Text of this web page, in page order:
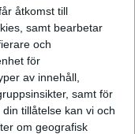
åtkomst till
samt bearbetar
och
för
av innehåll,
samt för
din tillåtelse kan vi och
om geografisk
för 2 månader sedan